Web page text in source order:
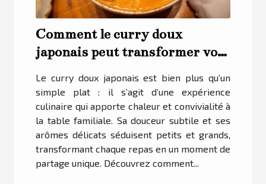
Comment le curry doux
japonais peut transformer vos
Le curry doux japonais est bien plus qu’un
simple plat : il s’agit d’une expérience
culinaire qui apporte chaleur et convivialité à
la table familiale. Sa douceur subtile et ses
arômes délicats séduisent petits et grands,
transformant chaque repas en un moment de
partage unique. Découvrez comment...